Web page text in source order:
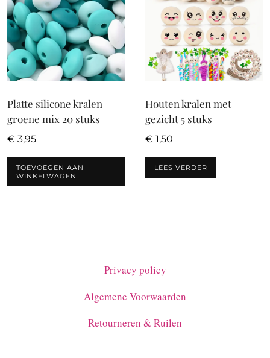
Platte silicone kralen
groene mix 20 stuks
€ 3,95
TOEVOEGEN AAN
WINKELWAGEN
Houten kralen met
gezicht 5 stuks
€ 1,50
LEES VERDER
Privacy policy
Algemene Voorwaarden
Retourneren & Ruilen